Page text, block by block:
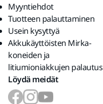
Myyntiehdot
Tuotteen palauttaminen
Usein kysyttyä
Akkukäyttöisten Mirka-
koneiden ja
litiumioniakkujen palautus
Löydä meidät